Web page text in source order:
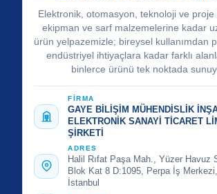
Elektronik, otomasyon, teknoloji ve
ekipman ve sarf malzemelerine kadar
ürün yelpazemizle; bireysel kullanımdan
endüstriyel ihtiyaçlara kadar farklı
binlerce ürünü tek noktada
FİRMA
GAYE BİLİŞİM MÜHENDİSLİK
ELEKTRONİK SANAYİ TİCARET
ŞİRKETİ
ADRES
Halil Rıfat Paşa Mah., Yüzer Havuz
Blok Kat 8 D:1095, Perpa İş
İstanbul